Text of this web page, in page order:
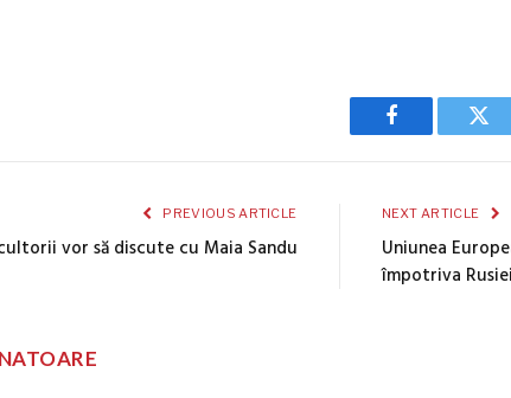
Facebook
PREVIOUS ARTICLE
vor să discute cu Maia Sandu
NEXT ARTICLE
Uniunea
împotriva Rusiei